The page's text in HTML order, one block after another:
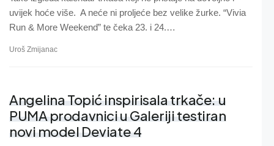
uvijek hoće više. A neće ni proljeće bez velike žurke. “Vivia
Run & More Weekend” te čeka 23. i 24.…
Uroš Zmijanac
Angelina Topić inspirisala trkače: u
PUMA prodavnici u Galeriji testiran
novi model Deviate 4